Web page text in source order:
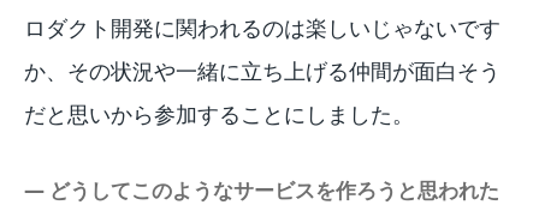
ロダクト開発に関われるのは楽しいじゃないです
か、その状況や一緒に立ち上げる仲間が面白そう
だと思いから参加することにしました。
― どうしてこのようなサービスを作ろうと思われた